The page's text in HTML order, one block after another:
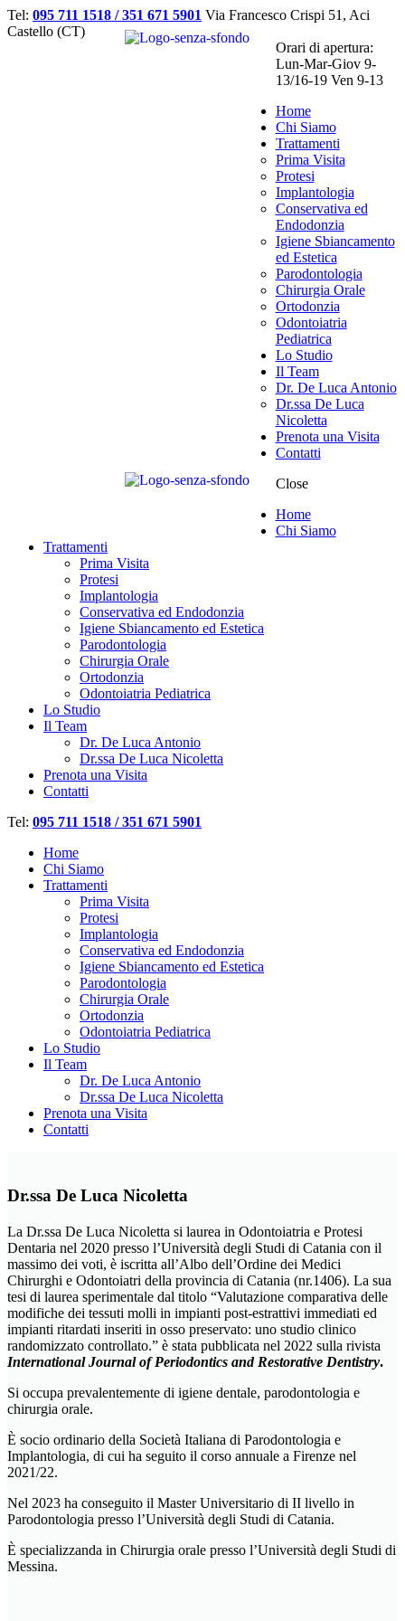
Tel: 095 711 1518 / 351 671 5901 Via Francesco Crispi 51, Aci
Castello (CT)
Orari di apertura:
Lun-Mar-Giov 9-
13/16-19 Ven 9-13
Home
Chi Siamo
Trattamenti
Prima Visita
Protesi
Implantologia
Conservativa ed
Endodonzia
Igiene Sbiancamento
ed Estetica
Parodontologia
Chirurgia Orale
Ortodonzia
Odontoiatria
Pediatrica
Lo Studio
Il Team
Dr. De Luca Antonio
Dr.ssa De Luca
Nicoletta
Prenota una Visita
Contatti
Close
Home
Chi Siamo
Trattamenti
Prima Visita
Protesi
Implantologia
Conservativa ed Endodonzia
Igiene Sbiancamento ed Estetica
Parodontologia
Chirurgia Orale
Ortodonzia
Odontoiatria Pediatrica
Lo Studio
Il Team
Dr. De Luca Antonio
Dr.ssa De Luca Nicoletta
Prenota una Visita
Contatti
Tel: 095 711 1518 / 351 671 5901
Home
Chi Siamo
Trattamenti
Prima Visita
Protesi
Implantologia
Conservativa ed Endodonzia
Igiene Sbiancamento ed Estetica
Parodontologia
Chirurgia Orale
Ortodonzia
Odontoiatria Pediatrica
Lo Studio
Il Team
Dr. De Luca Antonio
Dr.ssa De Luca Nicoletta
Prenota una Visita
Contatti
Dr.ssa De Luca Nicoletta
La Dr.ssa De Luca Nicoletta si laurea in Odontoiatria e Protesi
Dentaria nel 2020 presso l’Università degli Studi di Catania con il
massimo dei voti, è iscritta all’Albo dell’Ordine dei Medici
Chirurghi e Odontoiatri della provincia di Catania (nr.1406). La sua
tesi di laurea sperimentale dal titolo “Valutazione comparativa delle
modifiche dei tessuti molli in impianti post-estrattivi immediati ed
impianti ritardati inseriti in osso preservato: uno studio clinico
randomizzato controllato.” è stata pubblicata nel 2022 sulla rivista
International Journal of Periodontics and Restorative Dentistry.
Si occupa prevalentemente di igiene dentale, parodontologia e
chirurgia orale.
È socio ordinario della Società Italiana di Parodontologia e
Implantologia, di cui ha seguito il corso annuale a Firenze nel
2021/22.
Nel 2023 ha conseguito il Master Universitario di II livello in
Parodontologia presso l’Università degli Studi di Catania.
È specializzanda in Chirurgia orale presso l’Università degli Studi di
Messina.